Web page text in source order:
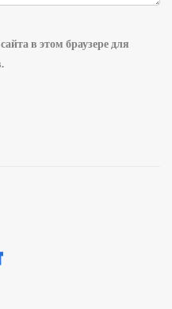
в этом браузере для